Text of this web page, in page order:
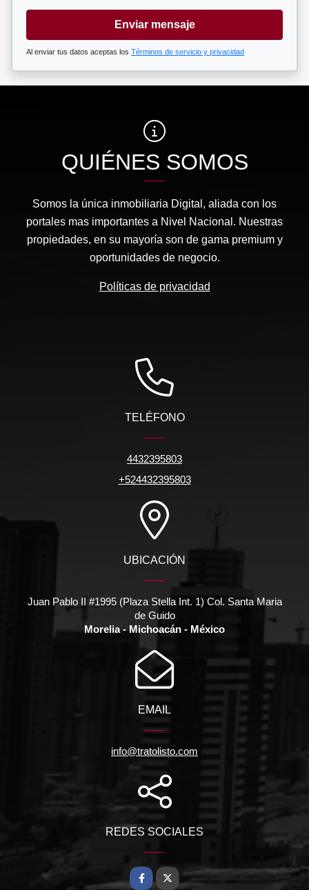
Enviar mensaje
Al enviar tus datos aceptas los Términos de servicio y privacidad
QUIÉNES SOMOS
Somos la única inmobiliaria Digital, aliada con los
portales mas importantes a Nivel Nacional. Nuestras
propiedades, en su mayoría son de gama premium y
oportunidades de negocio.
Políticas de privacidad
TELÉFONO
4432395803
+524432395803
UBICACIÓN
Juan Pablo II #1995 (Plaza Stella Int. 1) Col. Santa Maria
de Guido
Morelia - Michoacán - México
EMAIL
info@tratolisto.com
REDES SOCIALES
Facebook
X